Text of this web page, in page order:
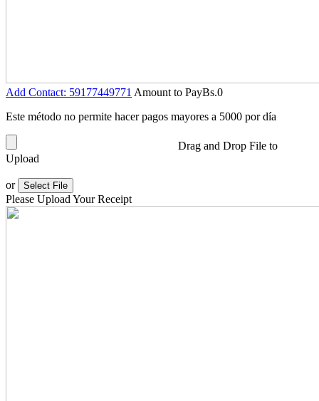
Add Contact: 59177449771 Amount to PayBs.0
Este método no permite hacer pagos mayores a 5000 por día
Drag and Drop File to
Upload
or Select File
Please Upload Your Receipt